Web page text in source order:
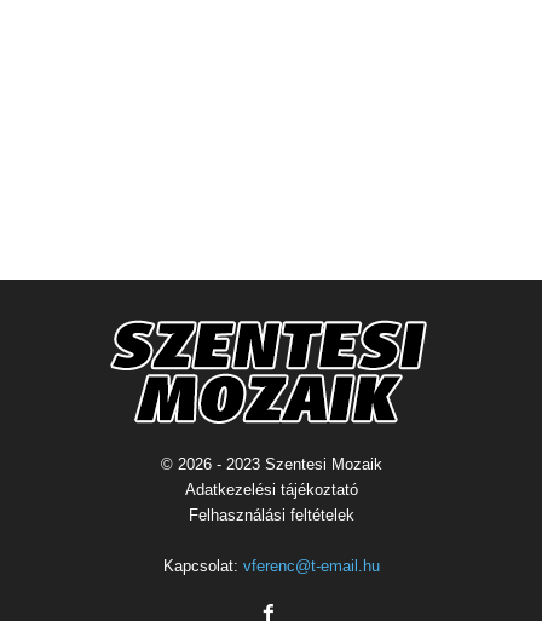
© 2026 - 2023 Szentesi Mozaik
Adatkezelési tájékoztató
Felhasználási feltételek
Kapcsolat: vferenc@t-email.hu